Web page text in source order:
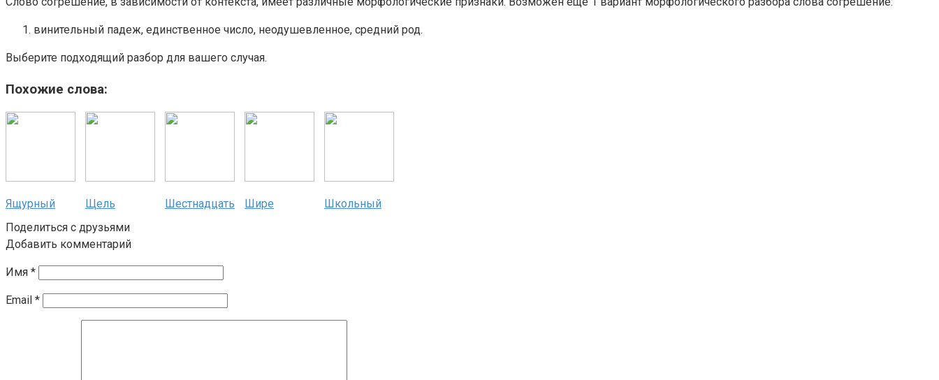
винительный падеж, единственное число, неодушевленное, средний род.
Выберите подходящий разбор для вашего случая.
Похожие слова:
Ящурный Щель Шестнадцать Шире
Школьный
Поделиться с друзьями
Добавить комментарий
Имя *
Email *